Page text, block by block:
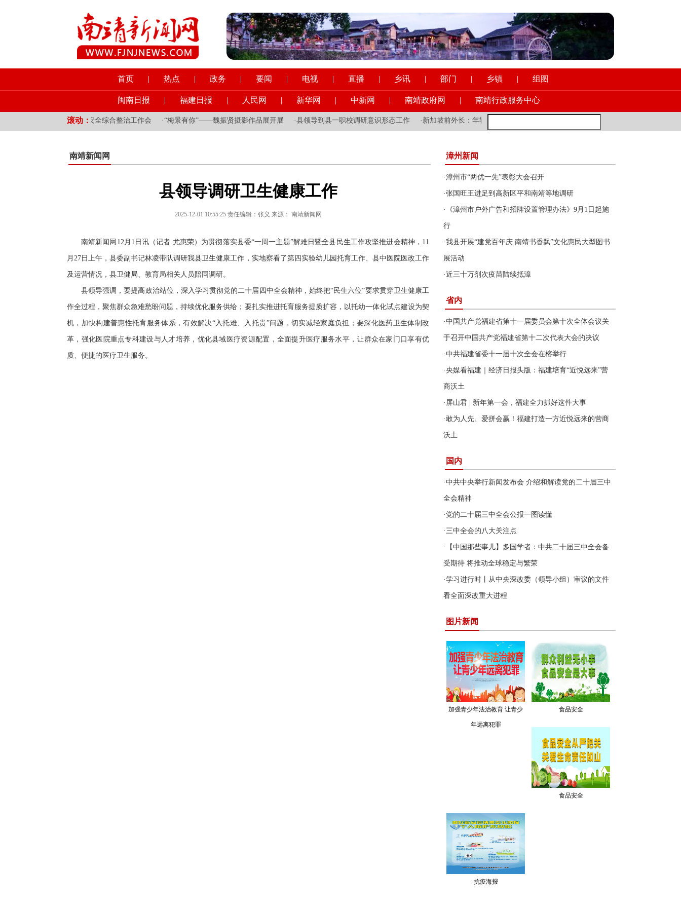
首页 | 热点 | 政务 | 要闻 | 电视 | 直播 | 乡讯 | 部门 | 乡镇 | 组图
闽南日报 | 福建日报 | 人民网 | 新华网 | 中新网 | 南靖政府网 | 南靖行政服务中心
滚动：
我县召开道路交通安全综合整治工作会 ·“梅景有你”——魏振贤摄影作品展开展 ·县领导到县一职校调研意识形态工作 ·新加坡前外长：年轻的欧洲朋友多去去中国，会让你受益良多
南靖新闻网
县领导调研卫生健康工作
2025-12-01 10:55:25 责任编辑：张义 来源： 南靖新闻网
南靖新闻网12月1日讯（记者 尤惠荣）为贯彻落实县委“一周一主题”解难日暨全县民生工作攻坚推进会精神，11
月27日上午，县委副书记林凌带队调研我县卫生健康工作，实地察看了第四实验幼儿园托育工作、县中医院医改工作
及运营情况，县卫健局、教育局相关人员陪同调研。
县领导强调，要提高政治站位，深入学习贯彻党的二十届四中全会精神，始终把“民生六位”要求贯穿卫生健康工
作全过程，聚焦群众急难愁盼问题，持续优化服务供给；要扎实推进托育服务提质扩容，以托幼一体化试点建设为契
机，加快构建普惠性托育服务体系，有效解决“入托难、入托贵”问题，切实减轻家庭负担；要深化医药卫生体制改
革，强化医院重点专科建设与人才培养，优化县域医疗资源配置，全面提升医疗服务水平，让群众在家门口享有优
质、便捷的医疗卫生服务。
漳州新闻
·漳州市“两优一先”表彰大会召开
·张国旺王进足到高新区平和南靖等地调研
· 《漳州市户外广告和招牌设置管理办法》9月1日起施
行
·我县开展“建党百年庆 南靖书香飘”文化惠民大型图书
展活动
·近三十万剂次疫苗陆续抵漳
省内
·中国共产党福建省第十一届委员会第十次全体会议关
于召开中国共产党福建省第十二次代表大会的决议
·中共福建省委十一届十次全会在榕举行
·央媒看福建｜经济日报头版：福建培育“近悦远来”营
商沃土
· 屏山君 | 新年第一会，福建全力抓好这件大事
·敢为人先、爱拼会赢！福建打造一方近悦远来的营商
沃土
国内
·中共中央举行新闻发布会 介绍和解读党的二十届三中
全会精神
· 党的二十届三中全会公报一图读懂
·三中全会的八大关注点
· 【中国那些事儿】多国学者：中共二十届三中全会备
受期待 将推动全球稳定与繁荣
·学习进行时丨从中央深改委（领导小组）审议的文件
看全面深改重大进程
图片新闻
加强青少年法治教育 让青少
年远离犯罪
食品安全
食品安全
抗疫海报